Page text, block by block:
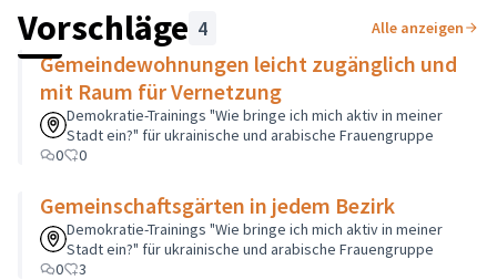
Vorschläge 4 Alle anzeigen
Gemeindewohnungen leicht zugänglich und
mit Raum für Vernetzung
Demokratie-Trainings "Wie bringe ich mich aktiv in meiner
Stadt ein?" für ukrainische und arabische Frauengruppe
0
0
Gemeinschaftsgärten in jedem Bezirk
Demokratie-Trainings "Wie bringe ich mich aktiv in meiner
Stadt ein?" für ukrainische und arabische Frauengruppe
0
3